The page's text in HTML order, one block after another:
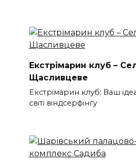
Екстрімарин клуб –
Щасливцеве
Екстрімарин клуб: Ваш
світі віндсерфінгу